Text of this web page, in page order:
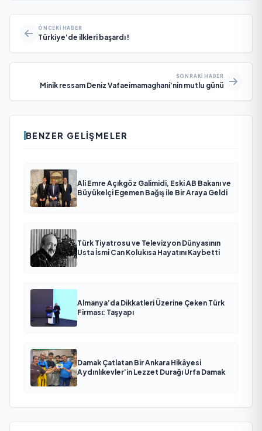
ÖNCEKI HABER
Türkiye’de ilkleri başardı !
SONRAKI HABER
Minik ressam Deniz Vafaeimamaghani’nin mutlu günü
BENZER GELIŞMELER
Ali Emre Açıkgöz Galimidi, Eski AB Bakanı ve
Büyükelçi Egemen Bağış ile Bir Araya Geldi
Türk Tiyatrosu ve Televizyon Dünyasının
Usta İsmi Can Kolukısa Hayatını Kaybetti
Almanya’da Dikkatleri Üzerine Çeken Türk
Firması: Taşyapı
Damak Çatlatan Bir Ankara Hikâyesi
Aydınlıkevler’in Lezzet Durağı Urfa Damak